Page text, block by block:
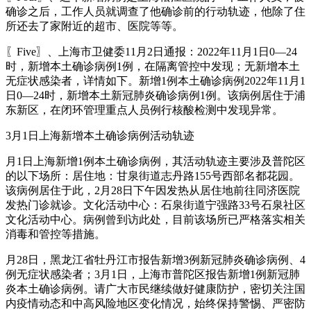
确诊之后，工作人员就调查了他确诊前的行动轨迹，他除了住
所还去了家附近的超市、医院等等。
〖Five〗、上海市卫健委11月2日通报：2022年11月1日0—24
时，新增本土确诊病例1例，在隔离管控中发现；无新增本土
无症状感染者，详情如下。新增1例本土确诊病例2022年11月1
日0—24时，新增本土新冠肺炎确诊病例1例。该病例居住于浦
东新区，在闭环管理重点人员例行核酸检测中发现异常。
3月1日上海新增本土确诊病例活动轨迹
月1日上海新增1例本土确诊病例，其活动轨迹主要涉及普陀区
的以下场所：居住地：甘泉街道志丹路155号西部名都花园。
该病例居住于此，2月28日下午因发热从居住地前往同济医院
发热门诊就诊。文化活动中心：石泉街道宁强路33号石泉社区
文化活动中心。病例曾到访此处，目前该场所已严格落实相关
消毒和管控等措施。
月28日，黑龙江省牡丹江市报告新增3例新冠肺炎确诊病例、4
例无症状感染者；3月1日，上海市普陀区报告新增1例新冠肺
炎本土确诊病例。请广大市民继续做好健康防护，密切关注国
内疫情动态和中高风险地区变化情况，始终保持警惕、严密防